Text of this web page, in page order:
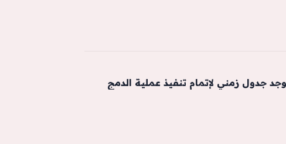
جدول زمني لإتمام تنفيذ عملية الدمج